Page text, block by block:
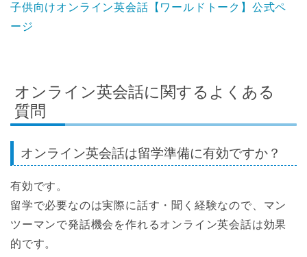
子供向けオンライン英会話【ワールドトーク】公式ペ
ージ
オンライン英会話に関するよくある
質問
オンライン英会話は留学準備に有効ですか？
有効です。
留学で必要なのは実際に話す・聞く経験なので、マン
ツーマンで発話機会を作れるオンライン英会話は効果
的です。